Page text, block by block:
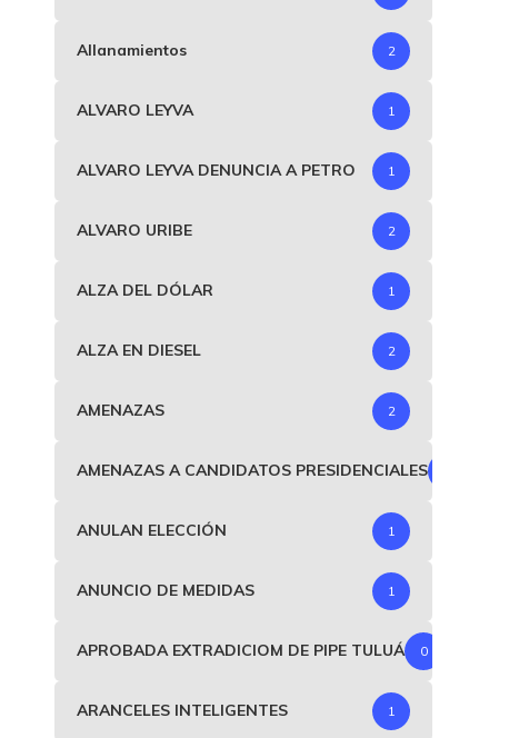
Roy Barreras anuncia a la
exfiscal Martha Lucía...
marzo 12, 2026
“Bienvenido, señor
vicepresidente”:
Valencia confirma que
marzo 12, 2026
Allanamientos 2
ALVARO LEYVA 1
ALVARO LEYVA DENUNCIA A PETRO 1
ALVARO URIBE 2
ALZA DEL DÓLAR 1
ALZA EN DIESEL 2
AMENAZAS 2
AMENAZAS A CANDIDATOS PRESIDENCIALES
ANULAN ELECCIÓN 1
ANUNCIO DE MEDIDAS 1
APROBADA EXTRADICIOM DE PIPE TULUÁ 0
ARANCELES INTELIGENTES 1